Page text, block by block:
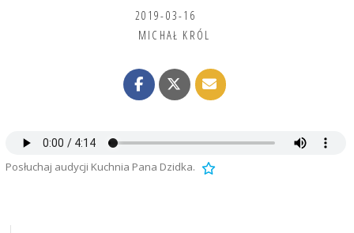
2019-03-16
MICHAŁ KRÓL
Posłuchaj audycji Kuchnia Pana Dzidka.